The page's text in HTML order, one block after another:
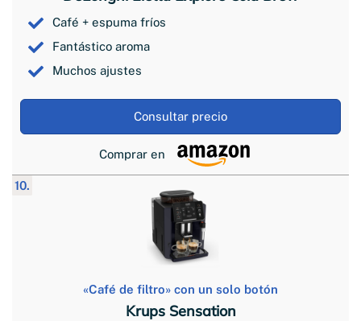
Café + espuma fríos
Fantástico aroma
Muchos ajustes
Consultar precio
Comprar en
10.
«Café de filtro» con un solo botón
Krups Sensation